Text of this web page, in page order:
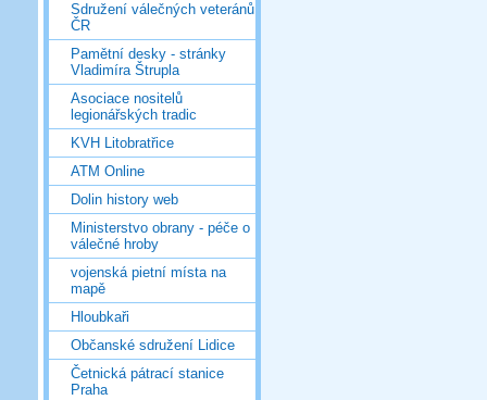
Sdružení válečných veteránů
ČR
Pamětní desky - stránky
Vladimíra Štrupla
Asociace nositelů
legionářských tradic
KVH Litobratřice
ATM Online
Dolin history web
Ministerstvo obrany - péče o
válečné hroby
vojenská pietní místa na
mapě
Hloubkaři
Občanské sdružení Lidice
Četnická pátrací stanice
Praha